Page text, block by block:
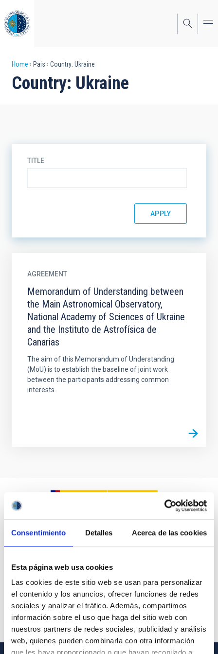
Consentimiento Detalles Acerca de las cookies
Esta página web usa cookies
Las cookies de este sitio web se usan para personalizar
el contenido y los anuncios, ofrecer funciones de redes
sociales y analizar el tráfico. Además, compartimos
información sobre el uso que haga del sitio web con
nuestros partners de redes sociales, publicidad y análisis
web, quienes pueden combinarla con otra información
to
main
content
Breadcrumb
Home Pais Country: Ukraine
Country: Ukraine
TITLE
AGREEMENT
Memorandum of Understanding between
the Main Astronomical Observatory,
National Academy of Sciences of Ukraine
and the Instituto de Astrofísica de
Canarias
The aim of this Memorandum of Understanding
(MoU) is to establish the baseline of joint work
between the participants addressing common
interests.